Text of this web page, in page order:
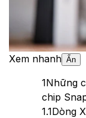
Xem nhanh Ẩn
1Những
chip
1.1Dòng